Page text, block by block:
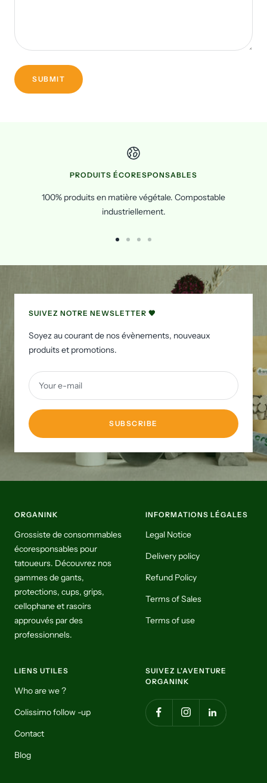
SUBMIT
PRODUITS ÉCORESPONSABLES
100% produits en matière végétale. Compostable
industriellement.
SUIVEZ NOTRE NEWSLETTER 🧡
Soyez au courant de nos évènements, nouveaux
produits et promotions.
Your e-mail
SUBSCRIBE
ORGANINK
Grossiste de consommables
écoresponsables pour
tatoueurs. Découvrez nos
gammes de gants,
protections, cups, grips,
cellophane et rasoirs
approuvés par des
professionnels.
INFORMATIONS LÉGALES
Legal Notice
Delivery policy
Refund Policy
Terms of Sales
Terms of use
LIENS UTILES
Who are we ?
Colissimo follow -up
Contact
Blog
SUIVEZ L'AVENTURE
ORGANINK